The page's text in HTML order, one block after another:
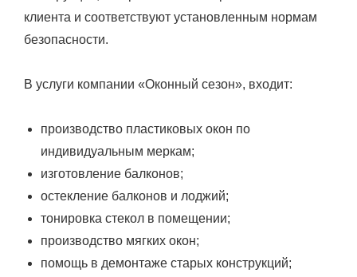
клиента и соответствуют установленным нормам
безопасности.
В услуги компании «Оконный сезон», входит:
производство пластиковых окон по
индивидуальным меркам;
изготовление балконов;
остекление балконов и лоджий;
тонировка стекол в помещении;
производство мягких окон;
помощь в демонтаже старых конструкций;